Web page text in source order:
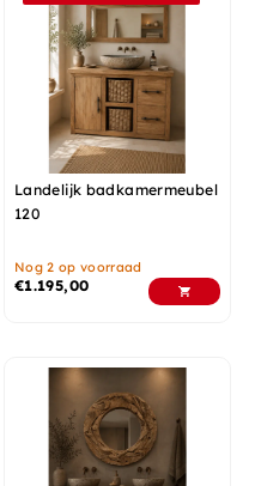
Landelijk badkamermeubel
120
Nog 2 op voorraad
€1.195,00